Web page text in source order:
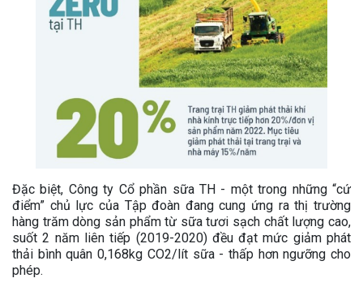
Đặc biệt, Công ty Cổ phần sữa TH - một trong những “cứ
điểm” chủ lực của Tập đoàn đang cung ứng ra thị trường
hàng trăm dòng sản phẩm từ sữa tươi sạch chất lượng cao,
suốt 2 năm liên tiếp (2019-2020) đều đạt mức giảm phát
thải bình quân 0,168kg CO2/lít sữa - thấp hơn ngưỡng cho
phép.